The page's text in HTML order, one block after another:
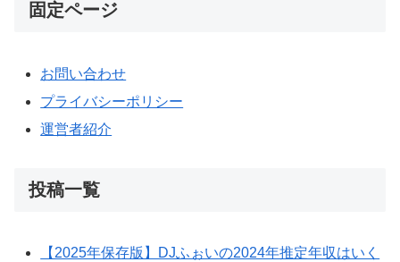
固定ページ
お問い合わせ
プライバシーポリシー
運営者紹介
投稿一覧
【2025年保存版】DJふぉいの2024年推定年収はいく